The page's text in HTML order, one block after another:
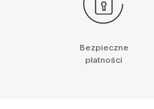
Bezpieczne
płatności